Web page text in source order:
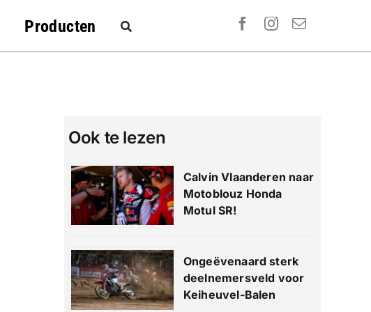
Producten
Ook te lezen
Calvin Vlaanderen naar
Motoblouz Honda
Motul SR!
Ongeëvenaard sterk
deelnemersveld voor
Keiheuvel-Balen